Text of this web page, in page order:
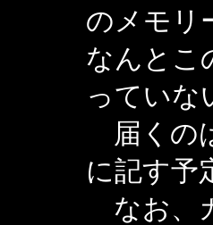
のメモリ
なんとこ
っていな
届くの
に記す予
なお、